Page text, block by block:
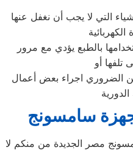
التي لا يجب أن نغفل عنها
تلفها أو
الدورية
سامسونج
مصر الجديدة من منكم لا